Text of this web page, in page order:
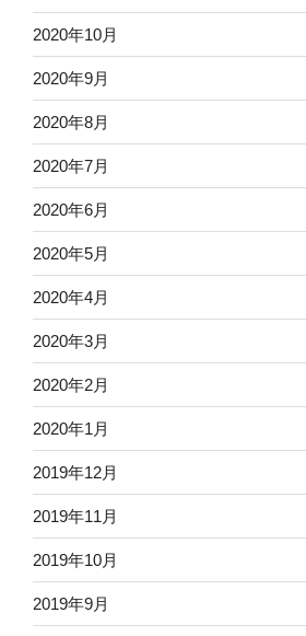
2020年10月
2020年9月
2020年8月
2020年7月
2020年6月
2020年5月
2020年4月
2020年3月
2020年2月
2020年1月
2019年12月
2019年11月
2019年10月
2019年9月